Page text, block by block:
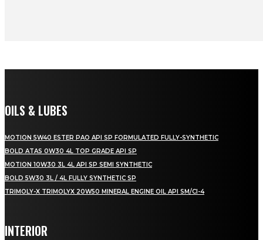
OILS & LUBES
MOTION 5W40 ESTER PAO API SP FORMULATED FULLY-SYNTHETIC
BOLD ATAS 0W30 4L TOP GRADE API SP
MOTION 10W30 3L 4L API SP SEMI SYNTHETIC
BOLD 5W30 3L / 4L FULLY SYNTHETIC SP
TRIMOLY-X TRIMOLYX 20W50 MINERAL ENGINE OIL API SM/CI-4
INTERIOR